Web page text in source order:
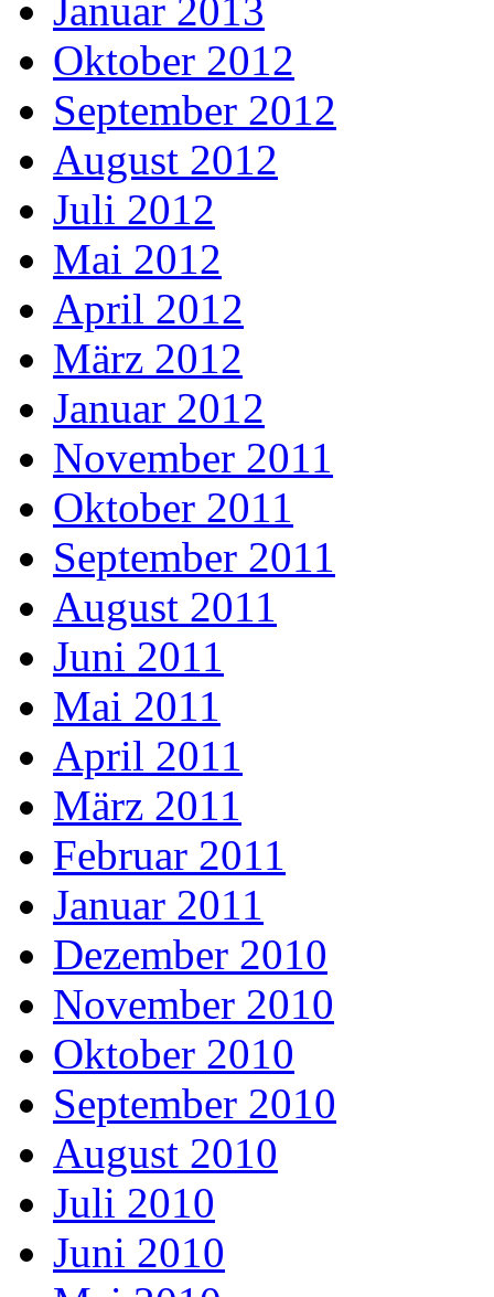
Januar 2013
Oktober 2012
September 2012
August 2012
Juli 2012
Mai 2012
April 2012
März 2012
Januar 2012
November 2011
Oktober 2011
September 2011
August 2011
Juni 2011
Mai 2011
April 2011
März 2011
Februar 2011
Januar 2011
Dezember 2010
November 2010
Oktober 2010
September 2010
August 2010
Juli 2010
Juni 2010